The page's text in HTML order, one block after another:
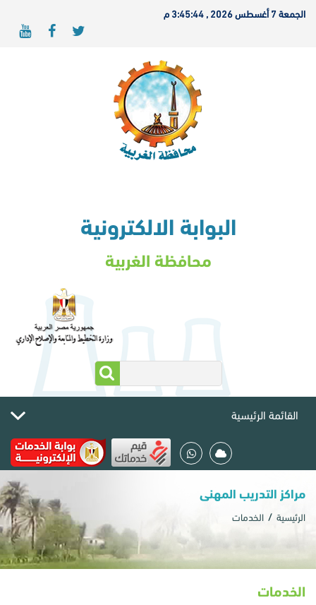
الجمعة 7 أغسطس 2026 , 3:45:44 م
البوابة الالكترونية
محافظة الغربية
القائمة الرئيسية
مراكز التدريب المهنى
الرئيسية الخدمات
الخدمات